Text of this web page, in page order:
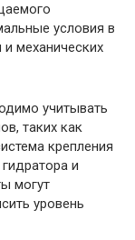
условия в
механических
учитывать
таких как
крепления
и
могут
уровень